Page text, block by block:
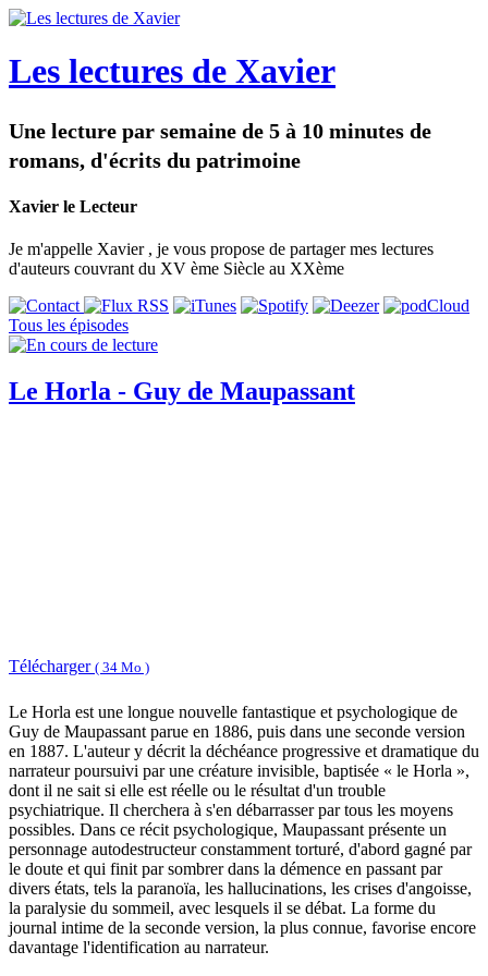
Les lectures de Xavier
Une lecture par semaine de 5 à 10 minutes de
romans, d'écrits du patrimoine
Xavier le Lecteur
Je m'appelle Xavier , je vous propose de partager mes lectures
d'auteurs couvrant du XV ème Siècle au XXème
Tous les épisodes
Le Horla - Guy de Maupassant
Télécharger ( 34 Mo )
Le Horla est une longue nouvelle fantastique et psychologique de
Guy de Maupassant parue en 1886, puis dans une seconde version
en 1887. L'auteur y décrit la déchéance progressive et dramatique du
narrateur poursuivi par une créature invisible, baptisée « le Horla »,
dont il ne sait si elle est réelle ou le résultat d'un trouble
psychiatrique. Il cherchera à s'en débarrasser par tous les moyens
possibles. Dans ce récit psychologique, Maupassant présente un
personnage autodestructeur constamment torturé, d'abord gagné par
le doute et qui finit par sombrer dans la démence en passant par
divers états, tels la paranoïa, les hallucinations, les crises d'angoisse,
la paralysie du sommeil, avec lesquels il se débat. La forme du
journal intime de la seconde version, la plus connue, favorise encore
davantage l'identification au narrateur.